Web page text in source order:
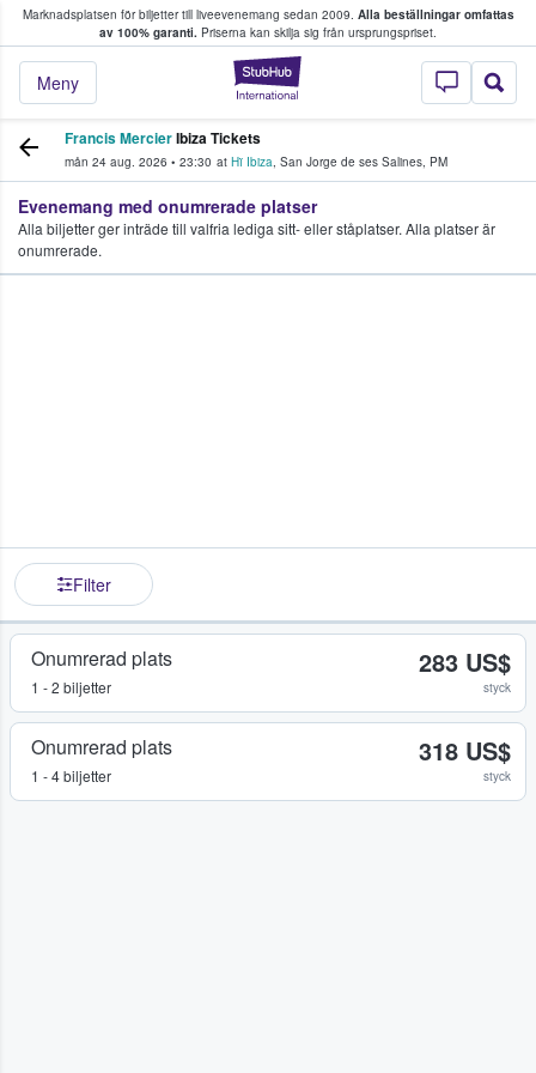
Marknadsplatsen för biljetter till liveevenemang sedan 2009. Alla beställningar omfattas
av 100% garanti. Priserna kan skilja sig från ursprungspriset.
StubHub – där
Meny
köper och säljer biljetter.
Francis MercierIbiza Tickets
mån 24 aug. 2026 • 23:30 at Hï Ibiza, San Jorge de ses Salines, PM
Evenemang med onumrerade platser
Alla biljetter ger inträde till valfria lediga sitt- eller ståplatser. Alla platser är
onumrerade.
Filter
Onumrerad plats
1 - 2 biljetter
283 US$
styck
Onumrerad plats
1 - 4 biljetter
318 US$
styck